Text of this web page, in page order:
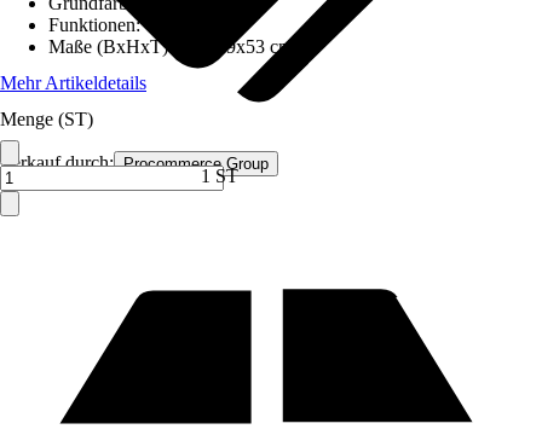
Verkauf durch: Procommerce Group
Funktionen:-
Maße (BxHxT)
105x39x53 cm
Mehr Artikeldetails
Menge (ST)
1 ST